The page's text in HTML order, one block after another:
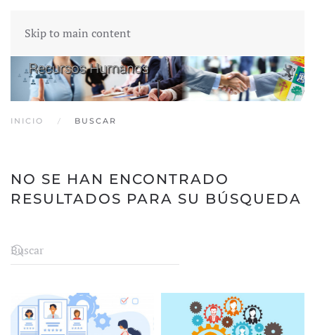
Skip to main content
INICIO BUSCAR
NO SE HAN ENCONTRADO
RESULTADOS PARA SU BÚSQUEDA